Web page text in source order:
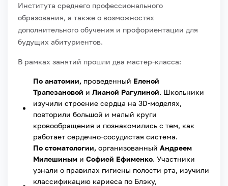
Института среднего профессионального
образования, а также о возможностях
дополнительного обучения и профориентации для
будущих абитуриентов.
В рамках занятий прошли два мастер-класса:
По анатомии, проведенный Еленой
Трапезановой и Лианой Рагулиной. Школьники
изучили строение сердца на 3D-моделях,
повторили большой и малый круги
кровообращения и познакомились с тем, как
работает сердечно-сосудистая система.
По стоматологии, организованный Андреем
Милешиным и Софией Ефименко. Участники
узнали о правилах гигиены полости рта, изучили
классификацию кариеса по Блэку,